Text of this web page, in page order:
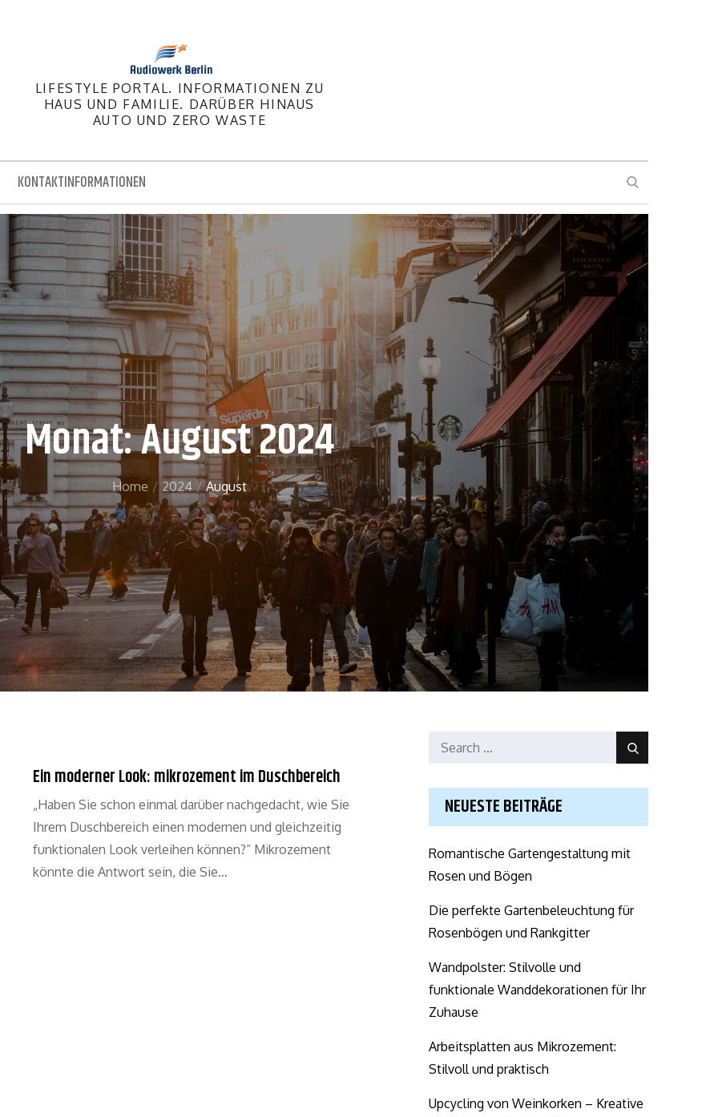
LIFESTYLE PORTAL. INFORMATIONEN ZU
HAUS UND FAMILIE. DARÜBER HINAUS
AUTO UND ZERO WASTE
KONTAKTINFORMATIONEN SEARCH
Monat: August 2024
Home 2024 August
Ein moderner Look: mikrozement im Duschbereich
„Haben Sie schon einmal darüber nachgedacht, wie Sie
Ihrem Duschbereich einen modernen und gleichzeitig
funktionalen Look verleihen können?“ Mikrozement
könnte die Antwort sein, die Sie…
Search
Search
NEUESTE BEITRÄGE
Romantische Gartengestaltung mit
Rosen und Bögen
Die perfekte Gartenbeleuchtung für
Rosenbögen und Rankgitter
Wandpolster: Stilvolle und
funktionale Wanddekorationen für Ihr
Zuhause
Arbeitsplatten aus Mikrozement:
Stilvoll und praktisch
Upcycling von Weinkorken – Kreative